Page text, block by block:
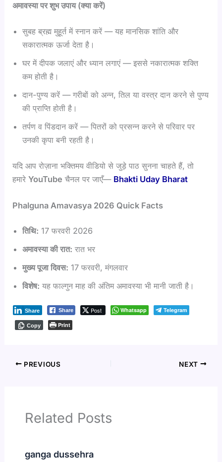
अमावस्या पर शुभ उपाय (क्या करें)
सुबह ब्रह्म मुहूर्त में स्नान करें — यह मानसिक शांति और
सकारात्मक ऊर्जा देता है।
घर में दीपक जलाएं और ध्यान लगाएं — इससे नकारात्मक शक्ति
कम होती है।
दान-पुण्य करें — गरीबों को अन्न, तिल या वस्त्र दान करने से पुण्य
की प्राप्ति होती है।
तर्पण व पिंडदान करें — पितरों को प्रसन्न करने से परिवार पर
उनकी कृपा बनी रहती है।
यदि आप रोज़ाना भक्तिमय वीडियो से जुड़े पाठ सुनना चाहते हैं, तो
हमारेYouTube चैनल पर जाएँ— Bhakti Uday Bharat
Phalguna Amavasya 2026 Quick Facts
तिथि: 17 फरवरी 2026
अमावस्या की रात: रात भर
मुख्य पूजा दिवस: 17 फरवरी, मंगलवार
विशेष: यह फाल्गुन माह की अंतिम अमावस्या भी मानी जाती है।
Share Post
Share Whatsapp Telegram
Copy Print
PREVIOUS NEXT
Related Posts
ganga dussehra